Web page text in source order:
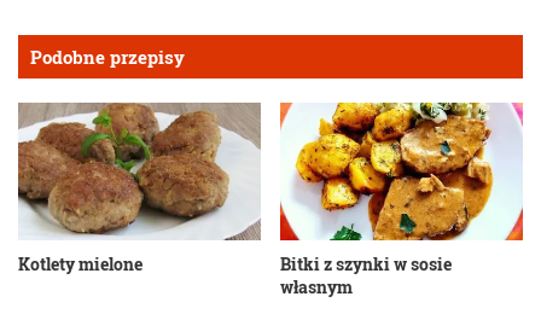
Podobne przepisy
Kotlety mielone
Bitki z szynki w sosie
własnym